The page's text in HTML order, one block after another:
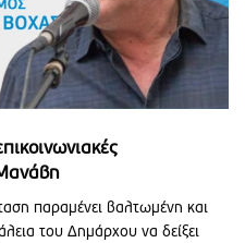
παραμένει βαλτωμένη και
του Δημάρχου να δείξει